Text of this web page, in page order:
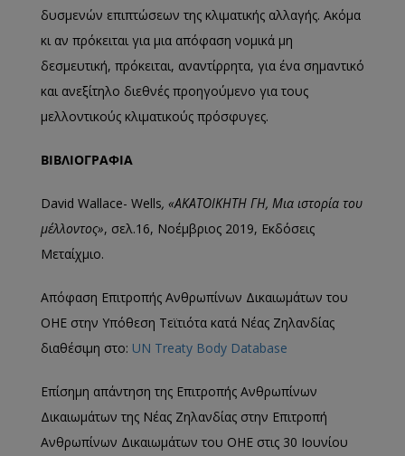
δυσμενών επιπτώσεων της κλιματικής αλλαγής. Ακόμα
κι αν πρόκειται για μια απόφαση νομικά μη
δεσμευτική, πρόκειται, αναντίρρητα, για ένα σημαντικό
και ανεξίτηλο διεθνές προηγούμενο για τους
μελλοντικούς κλιματικούς πρόσφυγες.
ΒΙΒΛΙΟΓΡΑΦΙΑ
David Wallace- Wells, «ΑΚΑΤΟΙΚΗΤΗ ΓΗ, Μια ιστορία του
μέλλοντος», σελ.16, Νοέμβριος 2019, Εκδόσεις
Μεταίχμιο.
Απόφαση Επιτροπής Ανθρωπίνων Δικαιωμάτων του
ΟΗΕ στην Υπόθεση Τεϊτιότα κατά Νέας Ζηλανδίας
διαθέσιμη στο: UN Treaty Body Database
Επίσημη απάντηση της Επιτροπής Ανθρωπίνων
Δικαιωμάτων της Νέας Ζηλανδίας στην Επιτροπή
Ανθρωπίνων Δικαιωμάτων του ΟΗΕ στις 30 Ιουνίου